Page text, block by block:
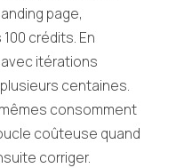
page,
crédits. En
itérations
centaines.
consomment
coûteuse quand
corriger.